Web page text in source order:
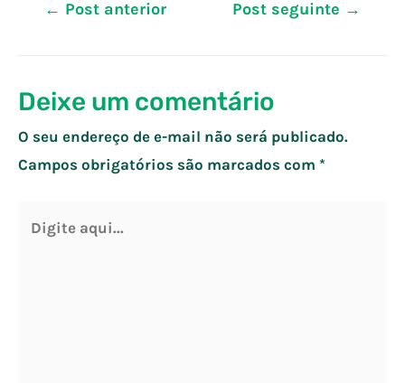
← Post anterior Post seguinte →
Deixe um comentário
O seu endereço de e-mail não será publicado.
Campos obrigatórios são marcados com *
aqui...